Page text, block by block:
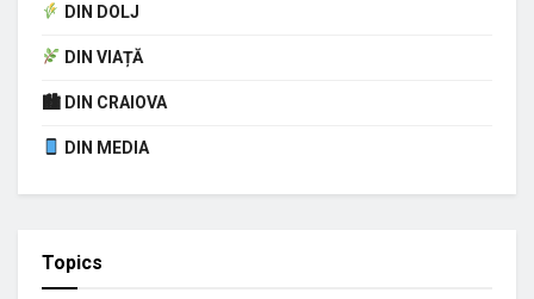
DIN DOLJ
DIN VIAȚĂ
🏙 DIN CRAIOVA
DIN MEDIA
Topics